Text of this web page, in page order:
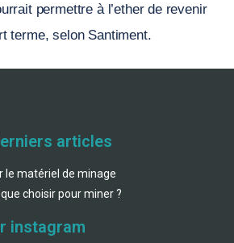
permettre à l’ether de revenir
terme, selon Santiment.
articles
le matériel de minage
choisir pour miner ?
instagram